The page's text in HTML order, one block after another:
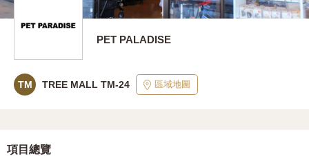
PET PALADISE
TM TREE MALL TM-24 區域地圖
項目總覽